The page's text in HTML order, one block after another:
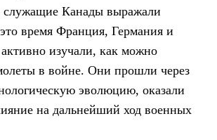
служащие Канады выражали
время Франция, Германия и
изучали, как можно
в войне. Они прошли через
эволюцию, оказали
на дальнейший ход военных